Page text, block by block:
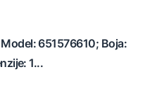
651576610; Boja:
1...